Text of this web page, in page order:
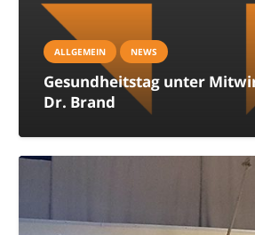
ALLGEMEIN NEWS
Gesundheitstag unter
Dr. Brand